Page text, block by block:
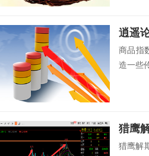
逍遥
商品指
造一些
猎鹰解